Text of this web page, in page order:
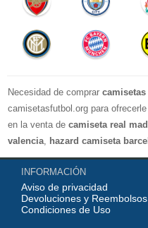
Necesidad de comprar
camisetasfutbol.org para
en la venta de camiseta real
valencia hazard camiseta
futbol favorito, le damos la
damos el mayor descuento,
¡Elíjanos, elija un buen estado
INFORMACIÓN
Aviso de privacidad
Devoluciones y Reembolsos
Condiciones de Uso